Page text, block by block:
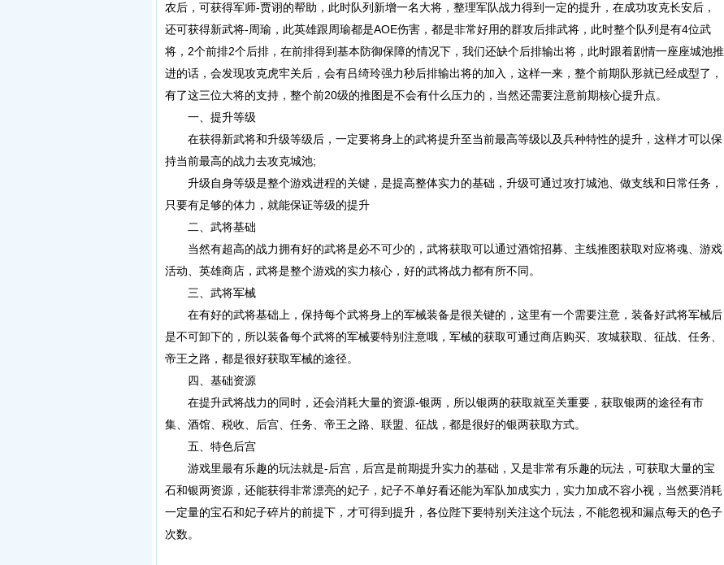
农后，可获得军师-贾诩的帮助，此时队列新增一名大将，整理军队战力得到一定的提升，在成功攻克长安后，
还可获得新武将-周瑜，此英雄跟周瑜都是AOE伤害，都是非常好用的群攻后排武将，此时整个队列是有4位武
将，2个前排2个后排，在前排得到基本防御保障的情况下，我们还缺个后排输出将，此时跟着剧情一座座城池推
进的话，会发现攻克虎牢关后，会有吕绮玲强力秒后排输出将的加入，这样一来，整个前期队形就已经成型了，
有了这三位大将的支持，整个前20级的推图是不会有什么压力的，当然还需要注意前期核心提升点。
一、提升等级
在获得新武将和升级等级后，一定要将身上的武将提升至当前最高等级以及兵种特性的提升，这样才可以保
持当前最高的战力去攻克城池;
升级自身等级是整个游戏进程的关键，是提高整体实力的基础，升级可通过攻打城池、做支线和日常任务，
只要有足够的体力，就能保证等级的提升
二、武将基础
当然有超高的战力拥有好的武将是必不可少的，武将获取可以通过酒馆招募、主线推图获取对应将魂、游戏
活动、英雄商店，武将是整个游戏的实力核心，好的武将战力都有所不同。
三、武将军械
在有好的武将基础上，保持每个武将身上的军械装备是很关键的，这里有一个需要注意，装备好武将军械后
是不可卸下的，所以装备每个武将的军械要特别注意哦，军械的获取可通过商店购买、攻城获取、征战、任务、
帝王之路，都是很好获取军械的途径。
四、基础资源
在提升武将战力的同时，还会消耗大量的资源-银两，所以银两的获取就至关重要，获取银两的途径有市
集、酒馆、税收、后宫、任务、帝王之路、联盟、征战，都是很好的银两获取方式。
五、特色后宫
游戏里最有乐趣的玩法就是-后宫，后宫是前期提升实力的基础，又是非常有乐趣的玩法，可获取大量的宝
石和银两资源，还能获得非常漂亮的妃子，妃子不单好看还能为军队加成实力，实力加成不容小视，当然要消耗
一定量的宝石和妃子碎片的前提下，才可得到提升，各位陛下要特别关注这个玩法，不能忽视和漏点每天的色子
次数。